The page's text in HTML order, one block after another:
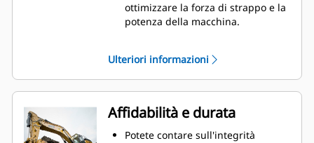
ottimizzare la forza di strappo e la
potenza della macchina.
benna. Il gioco del tallone
aggiunto assicura che il fondo
della benna non si trascini,
riducendo i costi della
manutenzione.
I consumi di carburante si
Ulteriori informazioni
Affidabilità e durata
Potete contare sull'integrità